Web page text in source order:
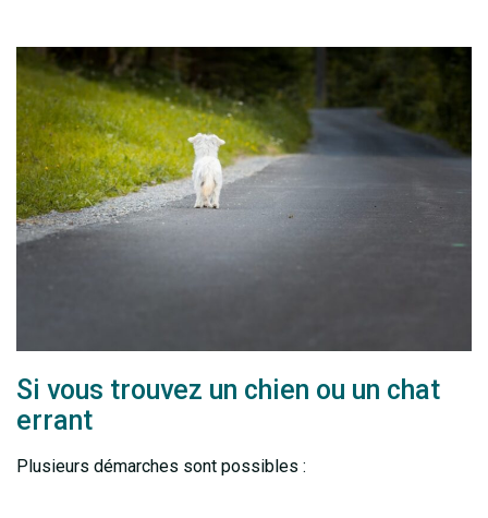
Si vous trouvez un chien ou un chat
errant
Plusieurs démarches sont possibles :